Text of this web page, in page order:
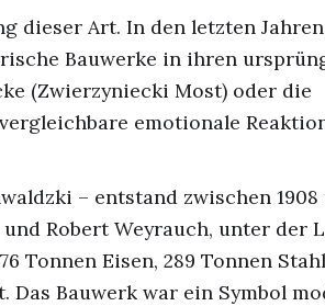
dieser Art. In den letzten Jahren
Bauwerke in ihren
(Zwierzyniecki Most) oder die
emotionale
– entstand zwischen 1908
Robert Weyrauch, unter der
Tonnen Eisen, 289 Tonnen
Bauwerk war ein Symbol